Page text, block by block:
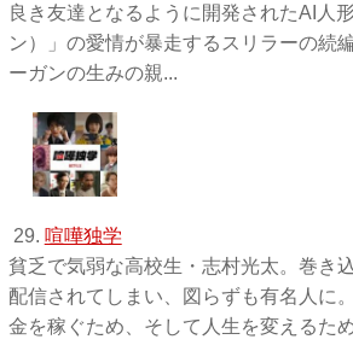
良き友達となるように開発されたAI人
ン）」の愛情が暴走するスリラーの続
ーガンの生みの親...
29. 喧嘩独学
貧乏で気弱な高校生・志村光太。巻き
配信されてしまい、図らずも有名人に。
金を稼ぐため、そして人生を変えるため